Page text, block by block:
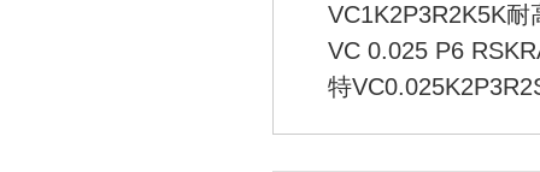
VC1K2P3R2K5K耐
VC 0.025 P6
特